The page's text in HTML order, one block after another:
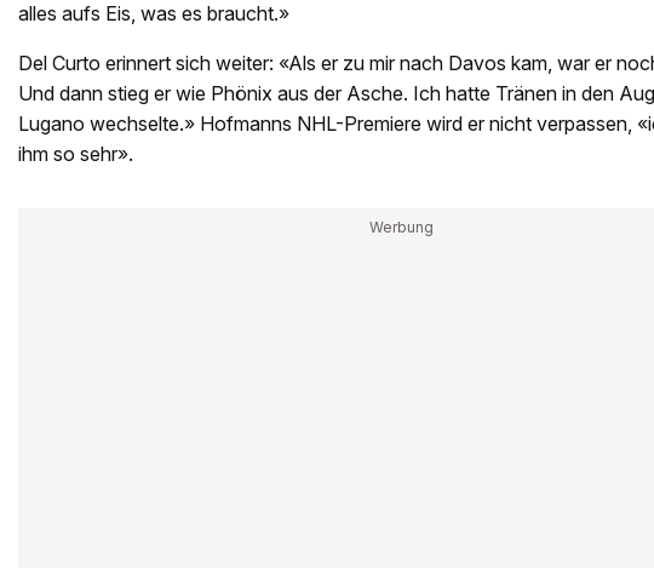
alles aufs Eis, was es braucht.»
Del Curto erinnert sich weiter: «Als er zu mir nach Davos kam, war er
Und dann stieg er wie Phönix aus der Asche. Ich hatte Tränen in den
Lugano wechselte.» Hofmanns NHL-Premiere wird er nicht verpassen,
ihm so sehr».